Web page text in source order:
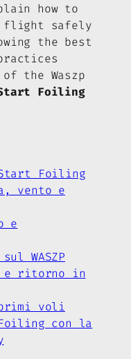
how to
flight safely
the best
the Waszp
Foiling
Start Foiling
vento e
e
WASZP
e ritorno in
voli
con la